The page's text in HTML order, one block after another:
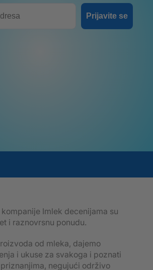
Imlek decenijama su
i raznovrsnu ponudu.
od mleka, dajemo
i ukuse za svakoga i poznati
negujući održivo
Prijavite se